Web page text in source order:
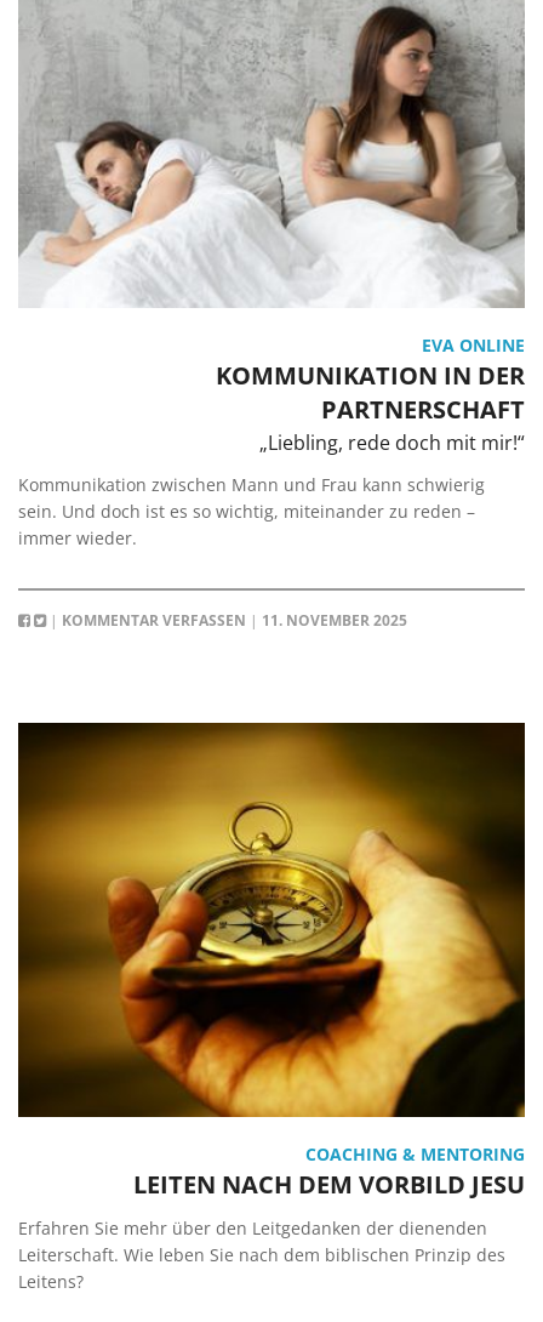
EVA ONLINE
KOMMUNIKATION IN DER
PARTNERSCHAFT
„Liebling, rede doch mit mir!“
Kommunikation zwischen Mann und Frau kann schwierig
sein. Und doch ist es so wichtig, miteinander zu reden –
immer wieder.
| KOMMENTAR VERFASSEN | 11. NOVEMBER 2025
COACHING & MENTORING
LEITEN NACH DEM VORBILD JESU
Erfahren Sie mehr über den Leitgedanken der dienenden
Leiterschaft. Wie leben Sie nach dem biblischen Prinzip des
Leitens?